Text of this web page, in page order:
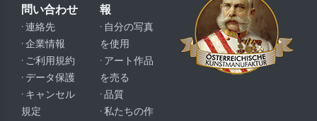
問い合わせ
· 連絡先
· 企業情報
· ご利用規約
· データ保護
· キャンセル
規定
報
· 自分の写真
を使用
· アート作品
を売る
· 品質
· 私たちの作